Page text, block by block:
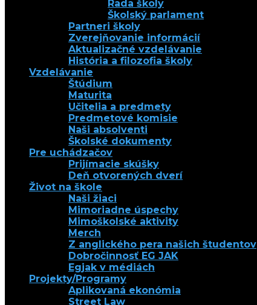
Rada školy
Školský parlament
Partneri školy
Zverejňovanie informácií
Aktualizačné vzdelávanie
História a filozofia školy
Vzdelávanie
Štúdium
Maturita
Učitelia a predmety
Predmetové komisie
Naši absolventi
Školské dokumenty
Pre uchádzačov
Prijímacie skúšky
Deň otvorených dverí
Život na škole
Naši žiaci
Mimoriadne úspechy
Mimoškolské aktivity
Merch
Z anglického pera našich študentov
Dobročinnosť EG JAK
Egjak v médiách
Projekty/Programy
Aplikovaná ekonómia
Street Law